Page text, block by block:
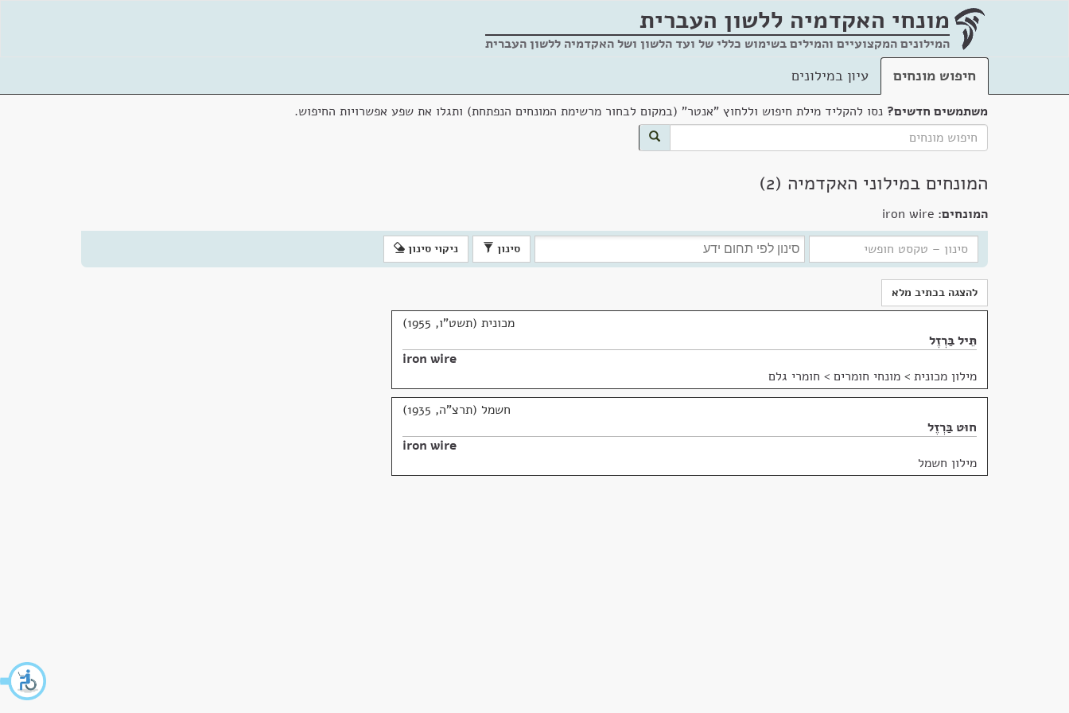
מונחי האקדמיה ללשון העברית
המילונים המקצועיים והמילים בשימוש כללי של ועד הלשון ושל האקדמיה ללשון העברית
חיפוש מונחים עיון במילונים
משתמשים חדשים? נסו להקליד מילת חיפוש וללחוץ "אנטר" (במקום לבחור מרשימת המונחים הנפתחת) ותגלו את שפע אפשרויות החיפוש.
המונחים במילוני האקדמיה (2)
המונחים: iron wire
סינון ניקוי סינון
להצגה בכתיב מלא
מכונית (תשט"ו, 1955)
תֵּיל בַּרְזֶל
iron wire
מילון מכונית > מונחי חומרים > חומרי גלם
חשמל (תרצ"ה, 1935)
חוּט בַּרְזֶל
iron wire
מילון חשמל